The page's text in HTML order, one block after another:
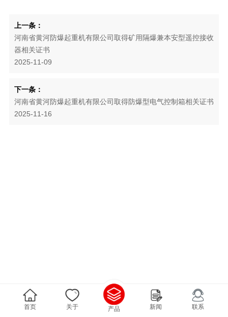
上一条：
河南省黄河防爆起重机有限公司取得矿用隔爆兼本安型遥控接收
器相关证书
2025-11-09
下一条：
河南省黄河防爆起重机有限公司取得防爆型电气控制箱相关证书
2025-11-16
首页 关于 产品 新闻 联系